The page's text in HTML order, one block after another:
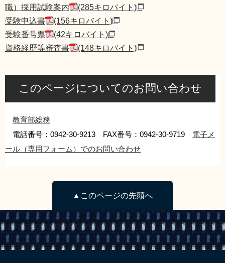
職）採用試験案内
(285キロバイト)
受験申込書
(156キロバイト)
受験番号票
(42キロバイト)
資格経歴等審査書
(148キロバイト)
このページについてのお問い合わせ
教育部総務
電話番号：0942-30-9213 FAX番号：0942-30-9719 電子メ
ール（専用フォーム）でのお問い合わせ
▲このページの先頭へ